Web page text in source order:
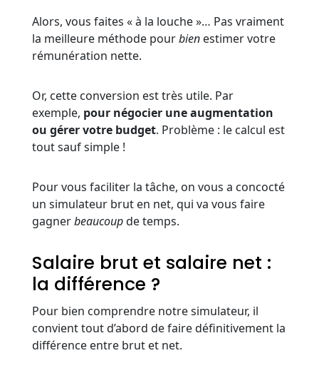
Alors, vous faites « à la louche »… Pas vraiment
la meilleure méthode pourbien estimer votre
rémunération nette.
Or, cette conversion est très utile. Par
exemple, pour négocier une augmentation
ou gérer votre budget. Problème : le calcul est
tout sauf simple !
Pour vous faciliter la tâche, on vous a concocté
un simulateur brut en net, qui va vous faire
gagnerbeaucoupde temps.
Salaire brut et salaire net :
la différence ?
Pour bien comprendre notre simulateur, il
convient tout d’abord de faire définitivement la
différence entre brut et net.